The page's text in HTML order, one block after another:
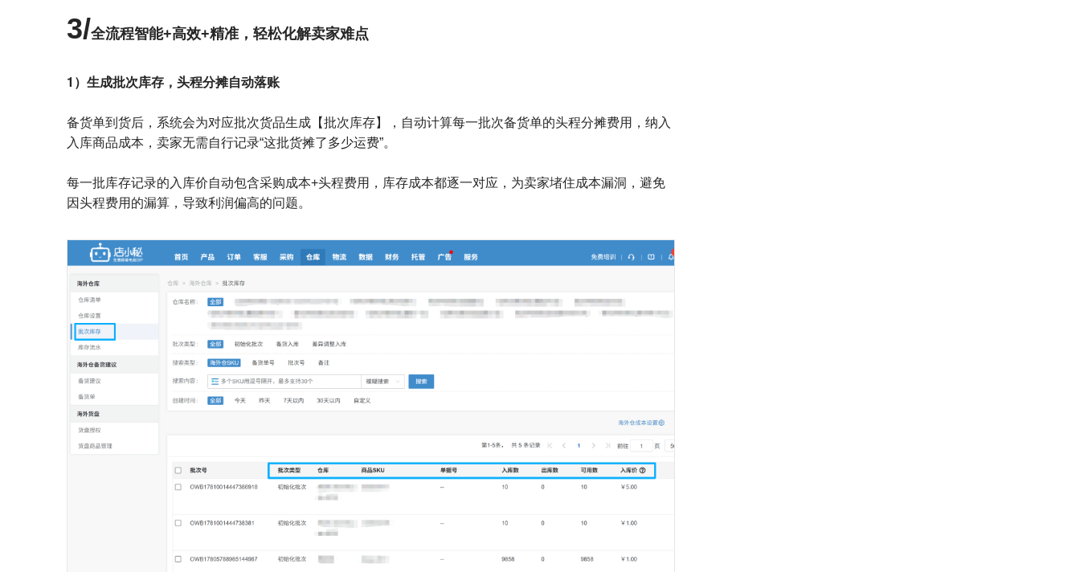
3/全流程智能+高效+精准， 轻松化解卖家难点
1）生成批次库存，头程分摊自动落账
备货单到货后，系统会为对应批次货品生成【批次库存】，自动计算每一批次备货单的头程分摊费用，纳入
入库商品成本，卖家无需自行记录“这批货摊了多少运费”。
每一批库存记录的入库价自动包含采购成本+头程费用，库存成本都逐一对应，为卖家堵住成本漏洞，避免
因头程费用的漏算，导致利润偏高的问题。